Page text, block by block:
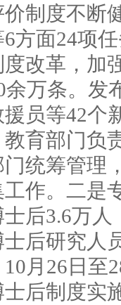
度不断健
方面24项
改革，加
余万条。发
员等42个
育部门负
统筹管理
作。二是
后3.6万
后研究人
月26日至
后制度实